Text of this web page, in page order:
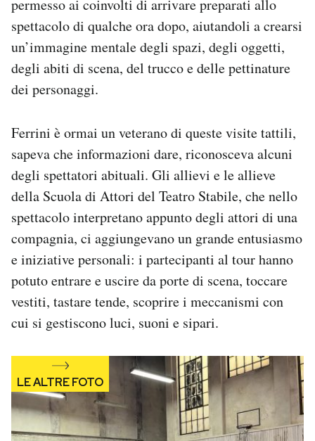
permesso ai coinvolti di arrivare preparati allo
spettacolo di qualche ora dopo, aiutandoli a crearsi
un’immagine mentale degli spazi, degli oggetti,
degli abiti di scena, del trucco e delle pettinature
dei personaggi.
Ferrini è ormai un veterano di queste visite tattili,
sapeva che informazioni dare, riconosceva alcuni
degli spettatori abituali. Gli allievi e le allieve
della Scuola di Attori del Teatro Stabile, che nello
spettacolo interpretano appunto degli attori di una
compagnia, ci aggiungevano un grande entusiasmo
e iniziative personali: i partecipanti al tour hanno
potuto entrare e uscire da porte di scena, toccare
vestiti, tastare tende, scoprire i meccanismi con
cui si gestiscono luci, suoni e sipari.